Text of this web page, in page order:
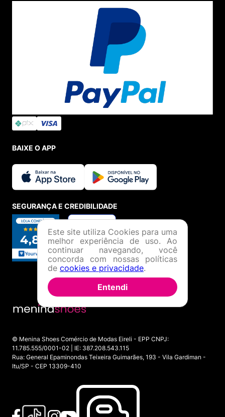
BAIXE O APP
SEGURANÇA E CREDIBILIDADE
© Menina Shoes Comércio de Modas Eireli - EPP CNPJ:
11.785.555/0001-02 | IE: 387.208.543.115
Rua: General Epaminondas Teixeira Guimarães, 193 - Vila Gardiman -
Itu/SP - CEP 13309-410
Este site utiliza Cookies para uma
melhor experiência de uso. Ao
continuar navegando, você
concorda com nossas políticas
de cookies e privacidade.
Entendi